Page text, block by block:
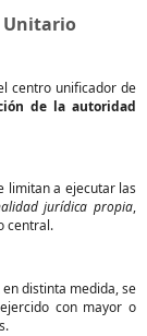
Unitario
centro unificador de
de la autoridad
limitan a ejecutar las
jurídica propia,
central.
distinta medida, se
con mayor o